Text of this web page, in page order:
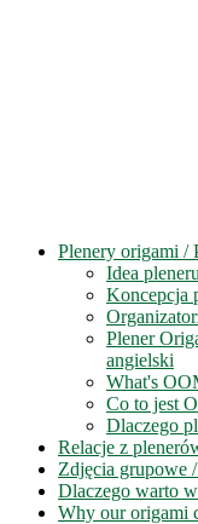
Plenery origami /
Idea pleneru
Koncepcja
Plener
angielski
What's
Co to jest
Dlaczego
Relacje z
Zdjęcia grupowe
Dlaczego warto
Why our origami